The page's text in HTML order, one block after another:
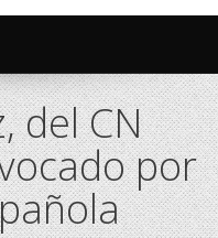
navigation
del CN
por